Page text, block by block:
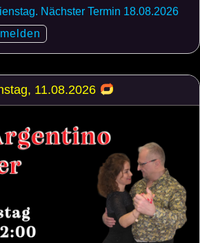
Nächster Termin 18.08.2026
11.08.2026